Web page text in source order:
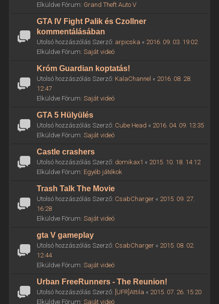
Elküldve Fórum: Grand Theft Auto V
GTA IV Fight Palik és Czollner
kommentálásában
Utolsó hozzászólás Szerző: arpicska « 2016. 09. 03. 19:02
Elküldve Fórum: Saját videó
Króm Guardian koptatás!
Utolsó hozzászólás Szerző: KalaChannel « 2016. 08. 28.
12:47
Elküldve Fórum: Saját videó
GTA 5 Hülyülés
Utolsó hozzászólás Szerző: Cube Head « 2016. 04. 09. 13:35
Elküldve Fórum: Saját videó
Castle crashers
Utolsó hozzászólás Szerző: domikax1 « 2015. 10. 18. 14:12
Elküldve Fórum: Egyéb játékok
Trash Talk The Movie
Utolsó hozzászólás Szerző: CsabCharger« 2015. 09. 27.
16:28
Elküldve Fórum: Saját videó
gta V gameplay
Utolsó hozzászólás Szerző: CsabCharger« 2015. 08. 02.
12:44
Elküldve Fórum: Saját videó
Urban FreeRunners - The Reunion!
Utolsó hozzászólás Szerző: [UFR]Attila « 2015. 07. 26. 15:20
Elküldve Fórum: Saját videó